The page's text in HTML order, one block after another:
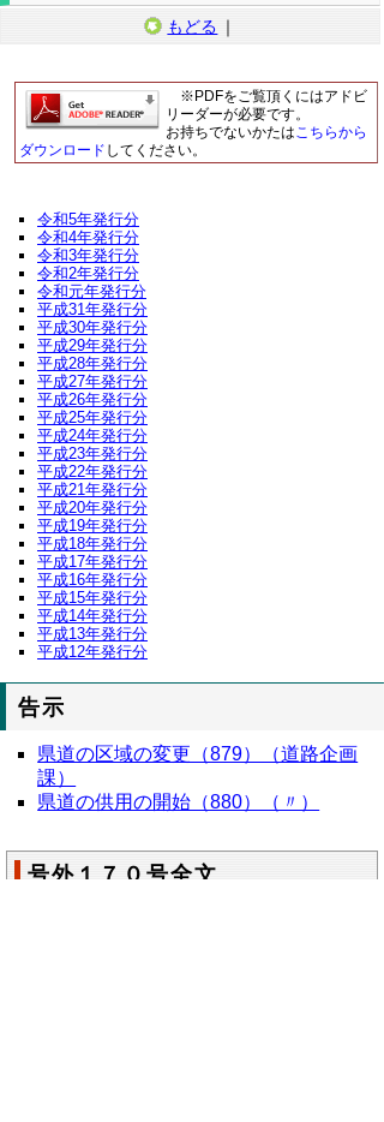
もどる ｜
※PDFをご覧頂くにはアドビ
リーダーが必要です。
お持ちでないかたはこちらから
ダウンロード してください。
令和5年発行分
令和4年発行分
令和3年発行分
令和2年発行分
令和元年発行分
平成31年発行分
平成30年発行分
平成29年発行分
平成28年発行分
平成27年発行分
平成26年発行分
平成25年発行分
平成24年発行分
平成23年発行分
平成22年発行分
平成21年発行分
平成20年発行分
平成19年発行分
平成18年発行分
平成17年発行分
平成16年発行分
平成15年発行分
平成14年発行分
平成13年発行分
平成12年発行分
告示
県道の区域の変更（879）（道路企画
課）
県道の供用の開始（880）（〃）
号外１７０号全文